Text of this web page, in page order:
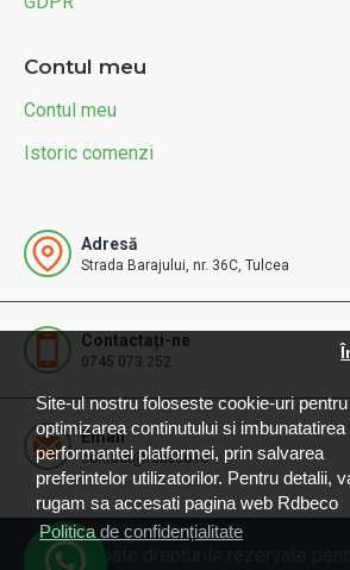
Site-ul nostru foloseste cookie-uri pentru
optimizarea continutului si imbunatatirea
performantei platformei, prin salvarea
preferintelor utilizatorilor. Pentru detalii,
rugam sa accesati pagina web Rdbeco
Politica de confidențialitate
Contul meu
Contul meu
Istoric comenzi
Adresă
Strada Barajului, nr. 36C, Tulcea
Contactați-ne
0745.073.252
Email
contact@rdbeco.ro
© 2025 Toate drepturile rezervate